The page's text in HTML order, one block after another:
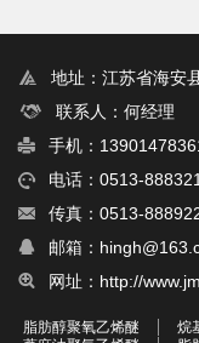
地址：江苏省海安
联系人：何经理
手机：
电话：0513-
传真：0513-
邮箱：
网址：http://
脂肪醇聚氧乙烯醚 烷